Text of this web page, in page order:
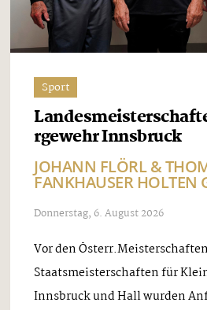
Sport
rgewehr Innsbruck
JOHANN FLÖRL &
FANKHAUSER HOLTEN
Donnerstag, 6. August 2026
Vor den
Staatsmeisterschaften für
Innsbruck und Hall wurden